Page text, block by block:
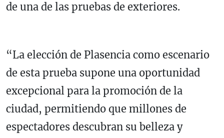
de una de las pruebas de exteriores.
“La elección de Plasencia como escenario
de esta prueba supone una oportunidad
excepcional para la promoción de la
ciudad, permitiendo que millones de
espectadores descubran su belleza y